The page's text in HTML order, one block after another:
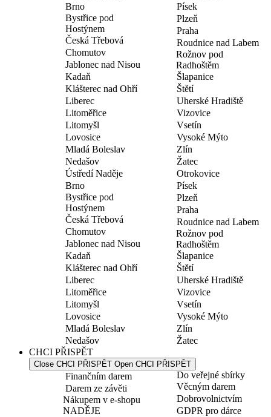
Brno
Bystřice pod
Hostýnem
Česká Třebová
Chomutov
Jablonec nad Nisou
Kadaň
Klášterec nad Ohří
Liberec
Litoměřice
Litomyšl
Lovosice
Mladá Boleslav
Nedašov
Písek
Plzeň
Praha
Roudnice nad Labem
Rožnov pod
Radhoštěm
Šlapanice
Štětí
Uherské Hradiště
Vizovice
Vsetín
Vysoké Mýto
Zlín
Žatec
Ústředí Naděje
Brno
Bystřice pod
Hostýnem
Česká Třebová
Chomutov
Jablonec nad Nisou
Kadaň
Klášterec nad Ohří
Liberec
Litoměřice
Litomyšl
Lovosice
Mladá Boleslav
Nedašov
Otrokovice
Písek
Plzeň
Praha
Roudnice nad Labem
Rožnov pod
Radhoštěm
Šlapanice
Štětí
Uherské Hradiště
Vizovice
Vsetín
Vysoké Mýto
Zlín
Žatec
CHCI PŘISPĚT
Close CHCI PŘISPĚT Open CHCI PŘISPĚT
Finančním darem
Darem ze závěti
Nákupem v e-shopu
NADĚJE
Do veřejné sbírky
Věcným darem
Dobrovolnictvím
GDPR pro dárce